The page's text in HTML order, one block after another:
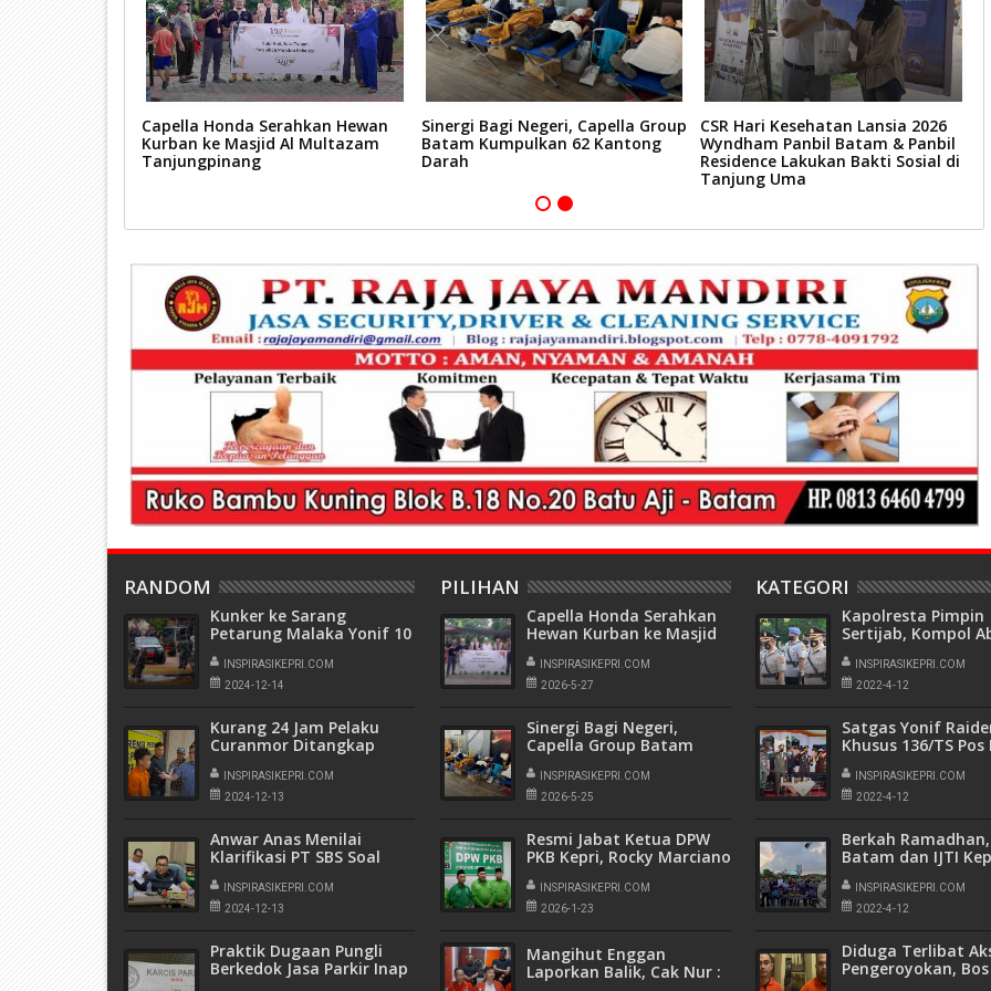
Capella Honda Serahkan Hewan
Kurban ke Masjid Al Multazam
Tanjungpinang
Sinergi Bagi Negeri, Capella Group
Batam Kumpulkan 62 Kantong
Darah
CSR Hari Kesehatan Lansia 2026
Wyndham Panbil Batam & Panbil
Residence Lakukan Bakti Sosial di
Tanjung Uma
RANDOM
Kunker ke Sarang
Petarung Malaka Yonif 10
Mar/SBY, Kasal Ingatkan
Prajurit Jaga
Profesionalitas
INSPIRASIKEPRI.COM
2024-12-14
Kurang 24 Jam Pelaku
Curanmor Ditangkap
Polsek Lubuk Baja, 5
Motor Hasil Curian
Diamankan
INSPIRASIKEPRI.COM
2024-12-13
Anwar Anas Menilai
Klarifikasi PT SBS Soal
Video Viral 'Sikat Dewan
DPRD Batam' Tidak Ada
Kolerasinya
INSPIRASIKEPRI.COM
2024-12-13
Praktik Dugaan Pungli
Berkedok Jasa Parkir Inap
PILIHAN
Capella Honda Serahkan
Hewan Kurban ke Masjid
Al Multazam
Tanjungpinang
INSPIRASIKEPRI.COM
2026-5-27
Sinergi Bagi Negeri,
Capella Group Batam
Kumpulkan 62 Kantong
Darah
INSPIRASIKEPRI.COM
2026-5-25
Resmi Jabat Ketua DPW
PKB Kepri, Rocky Marciano
Bawole Pastikan PKB Beri
Manfaat Nyata Bagi
Masyarakat
INSPIRASIKEPRI.COM
2026-1-23
Mangihut Enggan
Laporkan Balik, Cak Nur :
KATEGORI
Kapolresta Pimpin
Sertijab, Kompol
Rahman Resmi
Kasat Reskrim
Barelang
INSPIRASIKEPRI.COM
2022-4-12
Satgas Yonif
Khusus 136/TS Pos
Hadiri Upacara HUT
Kabupaten Teluk
Wondama ke-19
INSPIRASIKEPRI.COM
2022-4-12
Berkah Ramadhan,
Batam dan IJTI
Berbagi Ribuan
Simpang Kabil
INSPIRASIKEPRI.COM
2022-4-12
Diduga Terlibat
Pengeroyokan, Bos